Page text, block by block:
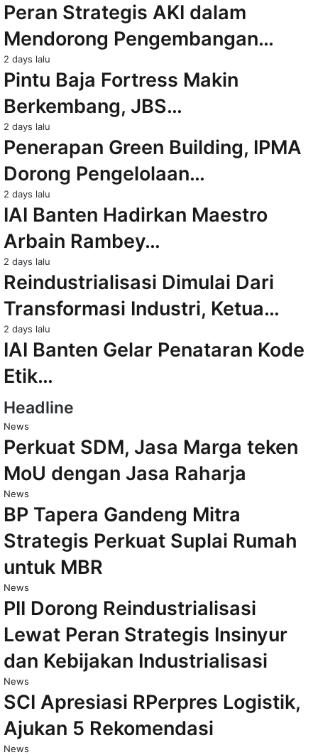
Peran Strategis AKI dalam
Mendorong Pengembangan…
2 days lalu
Pintu Baja Fortress Makin
Berkembang, JBS…
2 days lalu
Penerapan Green Building, IPMA
Dorong Pengelolaan…
2 days lalu
IAI Banten Hadirkan Maestro
Arbain Rambey…
2 days lalu
Reindustrialisasi Dimulai Dari
Transformasi Industri, Ketua…
2 days lalu
IAI Banten Gelar Penataran Kode
Etik…
Headline
News
Perkuat SDM, Jasa Marga teken
MoU dengan Jasa Raharja
News
BP Tapera Gandeng Mitra
Strategis Perkuat Suplai Rumah
untuk MBR
News
PII Dorong Reindustrialisasi
Lewat Peran Strategis Insinyur
dan Kebijakan Industrialisasi
News
SCI Apresiasi RPerpres Logistik,
Ajukan 5 Rekomendasi
News